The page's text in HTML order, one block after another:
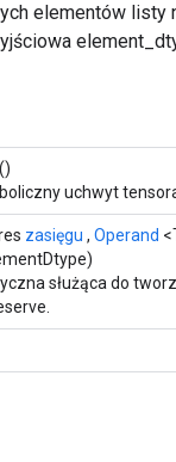
elementów
()
uchwyt
zasięgu , Operand
służąca do